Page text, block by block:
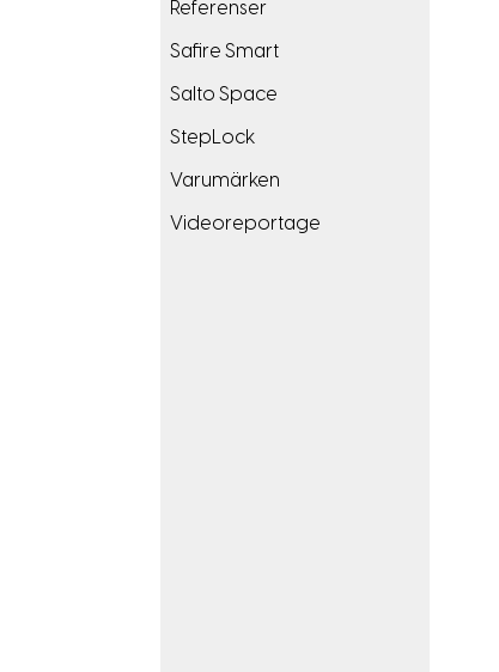
Referenser
Safire Smart
Salto Space
StepLock
Varumärken
Videoreportage